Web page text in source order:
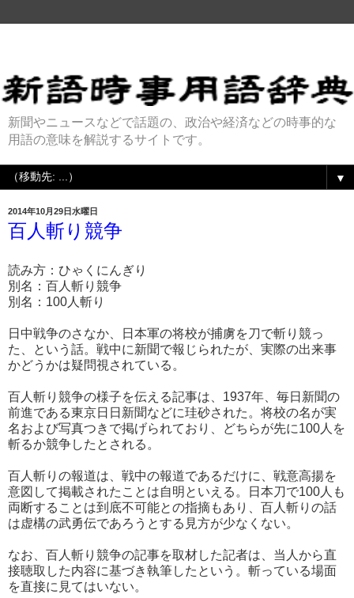
新聞やニュースなどで話題の、政治や経済などの時事的な
用語の意味を解説するサイトです。
▼
2014年10月29日水曜日
百人斬り競争
読み方：ひゃくにんぎり
別名：百人斬り競争
別名：100人斬り
日中戦争のさなか、日本軍の将校が捕虜を刀で斬り競っ
た、という話。戦中に新聞で報じられたが、実際の出来事
かどうかは疑問視されている。
百人斬り競争の様子を伝える記事は、1937年、毎日新聞の
前進である東京日日新聞などに珪砂された。将校の名が実
名および写真つきで掲げられており、どちらが先に100人を
斬るか競争したとされる。
百人斬りの報道は、戦中の報道であるだけに、戦意高揚を
意図して掲載されたことは自明といえる。日本刀で100人も
両断することは到底不可能との指摘もあり、百人斬りの話
は虚構の武勇伝であろうとする見方が少なくない。
なお、百人斬り競争の記事を取材した記者は、当人から直
接聴取した内容に基づき執筆したという。斬っている場面
を直接に見てはいない。